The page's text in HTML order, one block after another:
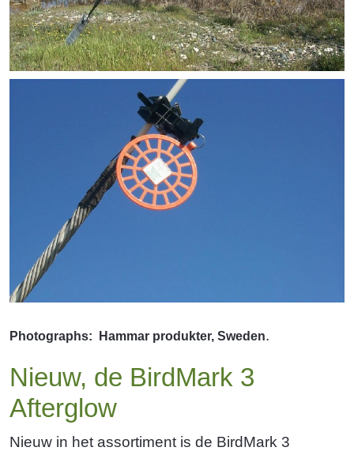
Photographs: Hammar produkter, Sweden.
Nieuw, de BirdMark 3
Afterglow
Nieuw in het assortiment is de BirdMark 3